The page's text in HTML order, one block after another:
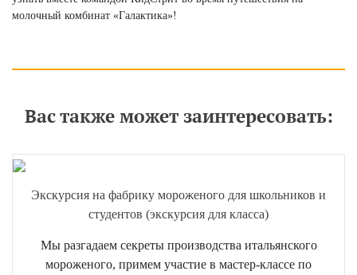
молочный комбинат «Галактика»!
Вас также может заинтересовать:
Экскурсия на фабрику мороженого для школьников и
студентов (экскурсия для класса)
Мы разгадаем секреты производства итальянского
мороженого, примем участие в мастер-классе по